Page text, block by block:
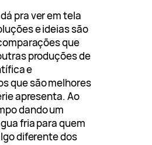
pra ver em tela
e ideias são
que
produções de
e
que são melhores
apresenta. Ao
dando um
fria para quem
diferente dos